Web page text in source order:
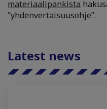
materiaalipankista
“yhdenvertaisuusohje”.
Latest news